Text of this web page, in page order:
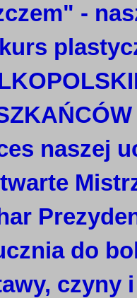
-
naszej
do
czyny